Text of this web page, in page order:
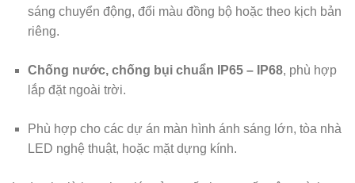
sáng chuyển động, đổi màu đồng bộ hoặc theo kịch bản
riêng.
Chống nước, chống bụi chuẩn IP65 – IP68, phù hợp
lắp đặt ngoài trời.
Phù hợp cho các dự án màn hình ánh sáng lớn, tòa nhà
LED nghệ thuật, hoặc mặt dựng kính.